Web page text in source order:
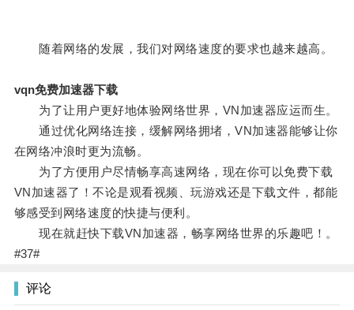
随着网络的发展，我们对网络速度的要求也越来越高。
vqn免费加速器下载
为了让用户更好地体验网络世界，VN加速器应运而生。
通过优化网络连接，缓解网络拥堵，VN加速器能够让你
在网络冲浪时更为流畅。
为了方便用户尽情畅享高速网络，现在你可以免费下载
VN加速器了！不论是观看视频、玩游戏还是下载文件，都能
够感受到网络速度的快捷与便利。
现在就赶快下载VN加速器，畅享网络世界的乐趣吧！。
#37#
评论